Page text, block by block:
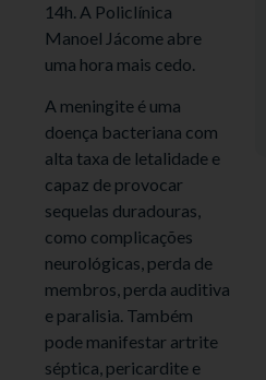
14h. A Policlínica
Manoel Jácome abre
uma hora mais cedo.
A meningite é uma
doença bacteriana com
alta taxa de letalidade e
capaz de provocar
sequelas duradouras,
como complicações
neurológicas, perda de
membros, perda auditiva
e paralisia. Também
pode manifestar artrite
séptica, pericardite e